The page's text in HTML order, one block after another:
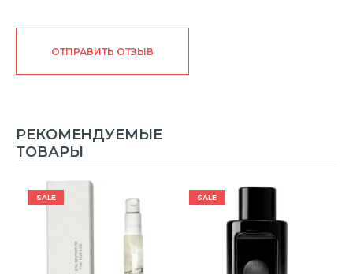
ОТПРАВИТЬ ОТЗЫВ
РЕКОМЕНДУЕМЫЕ
ТОВАРЫ
SALE SALE